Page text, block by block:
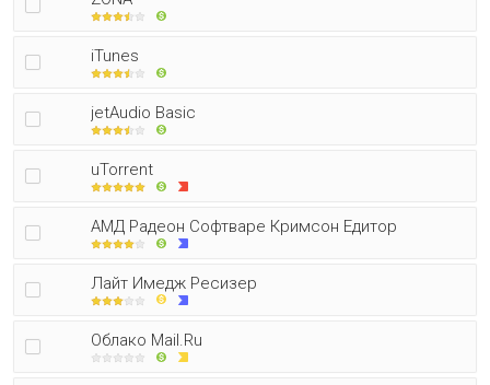
iTunes
jetAudio Basic
uTorrent
АМД Радеон Софтваре Кримсон Едитор
Лайт Имедж Ресизер
Облако Mail.Ru